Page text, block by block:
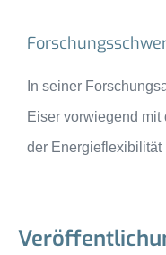
In seiner
Eiser vorwiegend
der Energieflexibilität